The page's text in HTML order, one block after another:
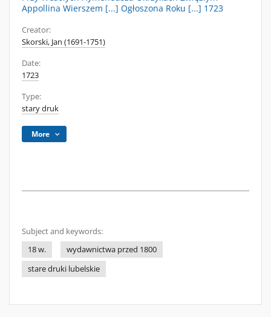
Appollina Wierszem [...] Ogłoszona Roku [...] 1723
Creator:
Skorski, Jan (1691-1751)
Date:
1723
Type:
stary druk
More
Subject and keywords:
18 w.
wydawnictwa przed 1800
stare druki lubelskie